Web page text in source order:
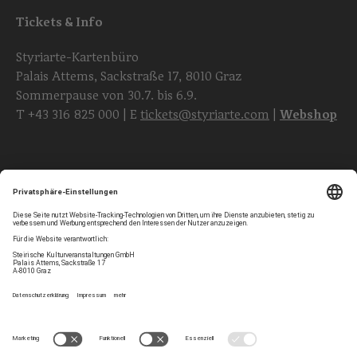
Tickets & Info
Styriarte-Kartenbüro
Palais Attems, Sackstraße 17, 8010 Graz
Sommerpause von 30.7. bis 6.9.
T +43 316 825 000 | E tickets@styriarte.com Webshop
Newsletter Impressum